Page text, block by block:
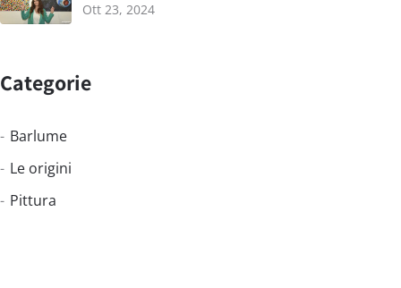
Ott 23, 2024
Categorie
Barlume
Le origini
Pittura